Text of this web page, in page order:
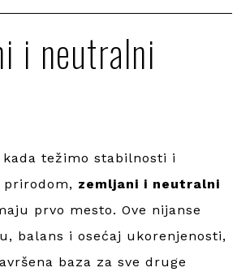
i neutralni
težimo stabilnosti i
prirodom, zemljani i neutralni
prvo mesto. Ove nijanse
balans i osećaj ukorenjenosti,
baza za sve druge